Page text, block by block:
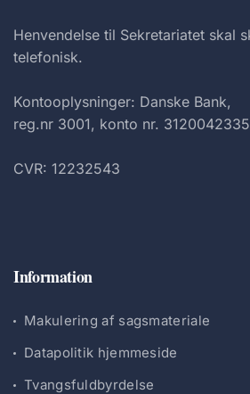
Henvendelse til Sekretariatet skal
telefonisk.
Kontooplysninger: Danske Bank,
reg.nr 3001, konto nr. 3120042335
CVR: 12232543
Information
Makulering af sagsmateriale
Datapolitik hjemmeside
Tvangsfuldbyrdelse